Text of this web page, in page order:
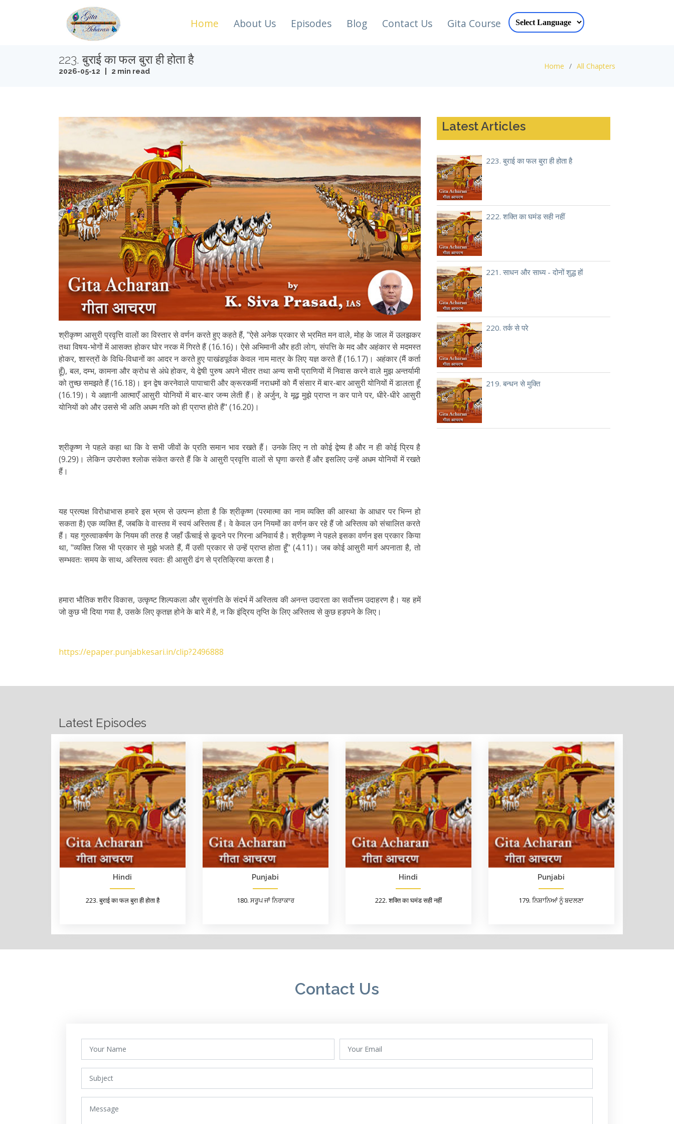
Home About Us Episodes Blog Contact Us Gita Course
223. बुराई का फल बुरा ही होता है
2026-05-12 | 2 min read
Home All Chapters
Latest Articles
223. बुराई का फल बुरा ही होता है
222. शक्ति का घमंड सही नहीं
221. साधन और साध्य - दोनों शुद्ध हों
220. तर्क से परे
219. बन्धन से मुक्ति
श्रीकृष्ण आसुरी प्रवृत्ति वालों का विस्तार से वर्णन करते हुए कहते हैं, "ऐसे अनेक प्रकार से भ्रमित मन वाले, मोह के जाल में उलझकर
तथा विषय-भोगों में आसक्त होकर घोर नरक में गिरते हैं (16.16)। ऐसे अभिमानी और हठी लोग, संपत्ति के मद और अहंकार से मदमस्त
होकर, शास्त्रों के विधि-विधानों का आदर न करते हुए पाखंडपूर्वक केवल नाम मात्र के लिए यज्ञ करते हैं (16.17)। अहंकार (मैं कर्ता
हूँ), बल, दम्भ, कामना और क्रोध से अंधे होकर, ये द्वेषी पुरुष अपने भीतर तथा अन्य सभी प्राणियों में निवास करने वाले मुझ अन्तर्यामी
को तुच्छ समझते हैं (16.18)। इन द्वेष करनेवाले पापाचारी और क्रूरकर्मी नराधमों को मैं संसार में बार-बार आसुरी योनियों में डालता हूँ
(16.19)। ये अज्ञानी आत्माएँ आसुरी योनियों में बार-बार जन्म लेती हैं। हे अर्जुन, वे मूढ़ मुझे प्राप्त न कर पाने पर, धीरे-धीरे आसुरी
योनियों को और उससे भी अति अधम गति को ही प्राप्त होते हैं" (16.20)।
श्रीकृष्ण ने पहले कहा था कि वे सभी जीवों के प्रति समान भाव रखते हैं। उनके लिए न तो कोई द्वेष्य है और न ही कोई प्रिय है
(9.29)। लेकिन उपरोक्त श्लोक संकेत करते हैं कि वे आसुरी प्रवृत्ति वालों से घृणा करते हैं और इसलिए उन्हें अधम योनियों में रखते
हैं।
यह प्रत्यक्ष विरोधाभास हमारे इस भ्रम से उत्पन्न होता है कि श्रीकृष्ण (परमात्मा का नाम व्यक्ति की आस्था के आधार पर भिन्न हो
सकता है) एक व्यक्ति हैं, जबकि वे वास्तव में स्वयं अस्तित्व हैं। वे केवल उन नियमों का वर्णन कर रहे हैं जो अस्तित्व को संचालित करते
हैं। यह गुरुत्वाकर्षण के नियम की तरह है जहाँ ऊँचाई से कूदने पर गिरना अनिवार्य है। श्रीकृष्ण ने पहले इसका वर्णन इस प्रकार किया
था, "व्यक्ति जिस भी प्रकार से मुझे भजते हैं, मैं उसी प्रकार से उन्हें प्राप्त होता हूँ" (4.11)। जब कोई आसुरी मार्ग अपनाता है, तो
सम्भवतः समय के साथ, अस्तित्व स्वतः ही आसुरी ढंग से प्रतिक्रिया करता है।
हमारा भौतिक शरीर विकास, उत्कृष्ट शिल्पकला और सुसंगति के संदर्भ में अस्तित्व की अनन्त उदारता का सर्वोत्तम उदाहरण है। यह हमें
जो कुछ भी दिया गया है, उसके लिए कृतज्ञ होने के बारे में है, न कि इंद्रिय तृप्ति के लिए अस्तित्व से कुछ हड़पने के लिए।
https://epaper.punjabkesari.in/clip?2496888
Latest Episodes
Hindi
223. बुराई का फल बुरा ही होता है
Punjabi
180. ਸਰੂਪ ਜਾਂ ਨਿਰਾਕਾਰ
Hindi
222. शक्ति का घमंड सही नहीं
Punjabi
179. ਨਿਸ਼ਾਨਿਆਂ ਨੂੰ ਬਦਲਣਾ
Contact Us